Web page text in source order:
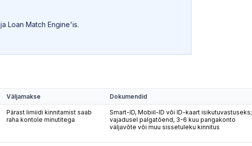
Loan Match Engine'is.
Väljamakse Dokumendid
Pärast limiidi kinnitamist saab
raha kontole minutitega
Smart-ID, Mobiil-ID või ID-kaart isikutuvastuseks;
vajadusel palgatõend, 3-6 kuu pangakonto
väljavõte või muu sissetuleku kinnitus